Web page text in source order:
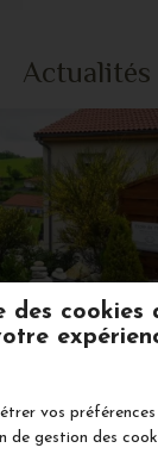
Actualités
YOGA
des cookies
vos
de gestion des